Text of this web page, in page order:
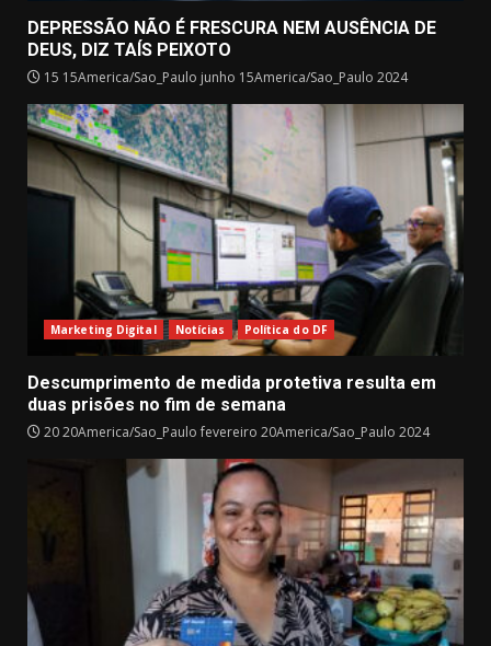
DEPRESSÃO NÃO É FRESCURA NEM AUSÊNCIA DE
DEUS, DIZ TAÍS PEIXOTO
15 15America/Sao_Paulo junho 15America/Sao_Paulo 2024
Marketing Digital Notícias Política do DF
Descumprimento de medida protetiva resulta em
duas prisões no fim de semana
20 20America/Sao_Paulo fevereiro 20America/Sao_Paulo 2024